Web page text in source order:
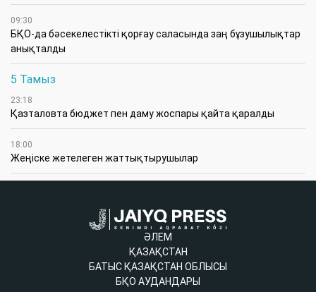
09:30
БҚО-да бәсекелестікті қорғау саласында заң бұзушылықтар
анықталды
5 Тамыз
23:18
Қазталовта бюджет пен даму жоспары қайта қаралды
18:00
Жеңіске жетелеген жаттықтырушылар
ӘЛЕМ
ҚАЗАҚСТАН
БАТЫС ҚАЗАҚСТАН ОБЛЫСЫ
БҚО АУДАНДАРЫ